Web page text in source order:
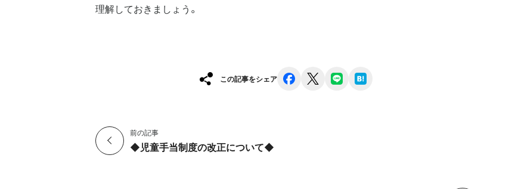
理解しておきましょう。
この記事をシェア facebook line
前の記事
◆児童手当制度の改正について◆